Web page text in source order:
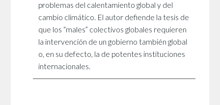
problemas del calentamiento global y del
cambio climático. El autor defiende la tesis de
que los “males” colectivos globales requieren
la intervención de un gobierno también global
o, en su defecto, la de potentes instituciones
internacionales.